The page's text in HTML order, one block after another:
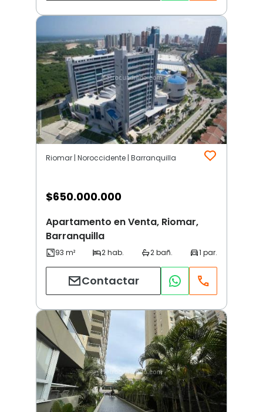
Riomar | Noroccidente | Barranquilla
$650.000.000
Apartamento en Venta, Riomar,
Barranquilla
Contactar